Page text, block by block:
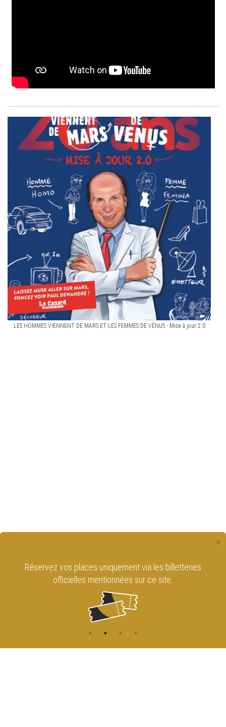
LES HOMMES VIENNENT DE MARS ET LES FEMMES DE VÉNUS - Mise à jour 2.0
×
Réservez vos places uniquement via les billetteries
officielles mentionnées sur ce site.